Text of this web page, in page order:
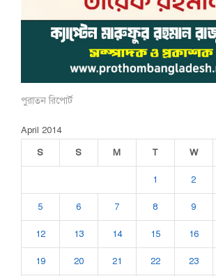
পুরাতন রিপোর্ট
April 2014
S
S M T W
1 2
5 6 7 8 9
12 13 14 15 16
19 20 21 22 23